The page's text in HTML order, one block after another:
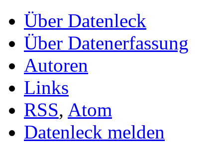
Über Datenleck
Über Datenerfassung
Autoren
Links
RSS, Atom
Datenleck melden